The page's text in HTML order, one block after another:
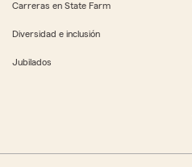
Carreras en State Farm
Diversidad e inclusión
Jubilados